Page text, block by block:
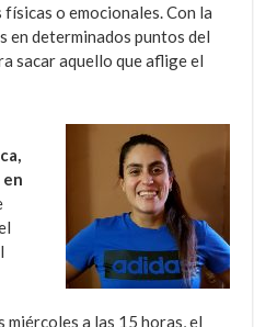
o emocionales. Con la
en determinados puntos del
sacar aquello que aflige el
en
miércoles a las 15 horas, el